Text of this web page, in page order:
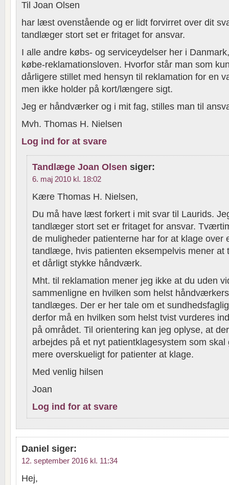
Til Joan Olsen
har læst ovenstående og er lidt forvirret over dit
tandlæger stort set er fritaget for ansvar.
I alle andre købs- og serviceydelser her i
købe-reklamationsloven. Hvorfor står man som
dårligere stillet med hensyn til reklamation for en
men ikke holder på kort/længere sigt.
Jeg er håndværker og i mit fag, stilles man til
Mvh. Thomas H. Nielsen
Log ind for at svare
Tandlæge Joan Olsen siger:
6. maj 2010 kl. 18:02
Kære Thomas H. Nielsen,
Du må have læst forkert i mit svar til Laurids.
tandlæger stort set er fritaget for ansvar.
de muligheder patienterne har for at klage over
tandlæge, hvis patienten eksempelvis mener
et dårligt stykke håndværk.
Mht. til reklamation mener jeg ikke at du uden
sammenligne en hvilken som helst
tandlæges. Der er her tale om et
derfor må en hvilken som helst tvist vurderes
på området. Til orientering kan jeg oplyse, at
arbejdes på et nyt patientklagesystem som
mere overskueligt for patienter at klage.
Med venlig hilsen
Joan
Log ind for at svare
Daniel siger:
12. september 2016 kl. 11:34
Hej,